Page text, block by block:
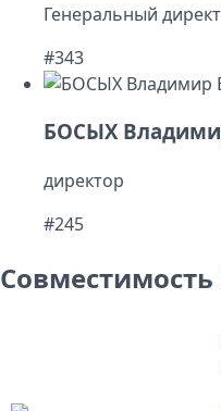
Генеральный
#343
БОСЫХ
директор
#245